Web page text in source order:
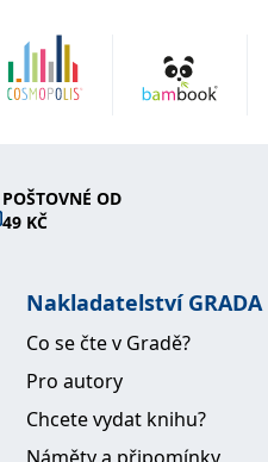
POŠTOVNÉ OD
49 KČ
Nakladatelství GRADA
Co se čte v Gradě?
Pro autory
Chcete vydat knihu?